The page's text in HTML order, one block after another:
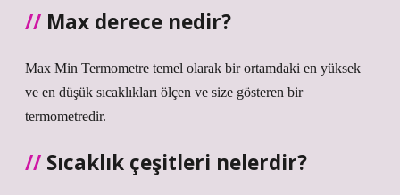
Max derece nedir?
Max Min Termometre temel olarak bir ortamdaki en yüksek
ve en düşük sıcaklıkları ölçen ve size gösteren bir
termometredir.
Sıcaklık çeşitleri nelerdir?